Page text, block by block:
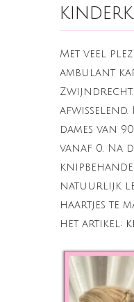
Met veel
ambulant
afwisselend.
dames van
vanaf 0. Na
natuurlijk
haartjes te
het artikel: